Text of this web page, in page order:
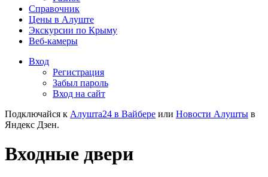
Справочник
Цены в Алуште
Экскурсии по Крыму
Веб-камеры
Вход
Регистрация
Забыл пароль
Вход на сайт
Подключайся к Алушта24 в Вайбере или Новости Алушты в
Яндекс Дзен.
Входные двери